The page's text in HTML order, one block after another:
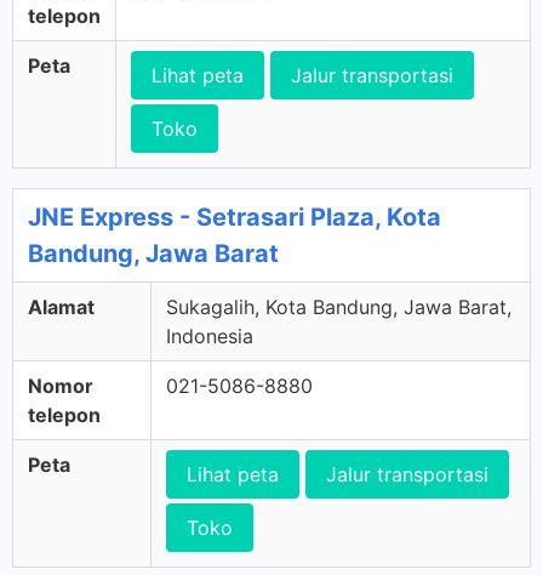
telepon
Peta Lihat peta Jalur transportasi
Toko
JNE Express - Setrasari Plaza, Kota
Bandung, Jawa Barat
Alamat
Sukagalih, Kota Bandung, Jawa Barat,
Indonesia
Nomor
telepon
021-5086-8880
Peta Lihat peta Jalur transportasi
Toko